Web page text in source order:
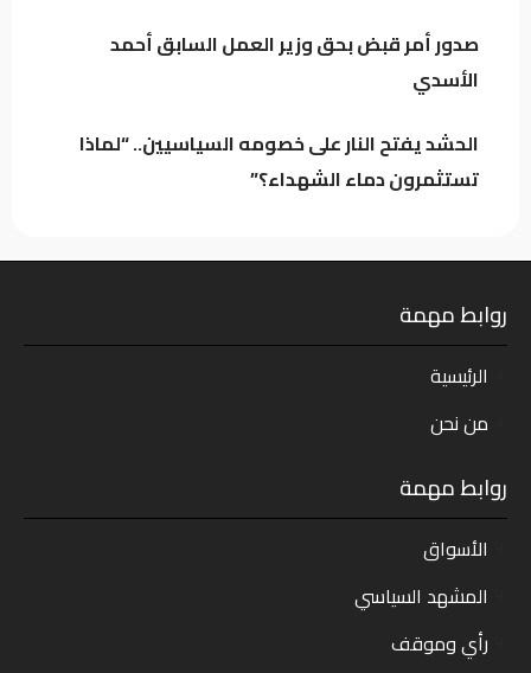
الفياض والأسدي في صدارة المشهد
صدور أمر قبض بحق وزير العمل السابق أحمد
الأسدي
الحشد يفتح النار على خصومه السياسيين.. “لماذا
تستثمرون دماء الشهداء؟”
روابط مهمة
الرئيسية
من نحن
روابط مهمة
الأسواق
المشهد السياسي
رأي وموقف